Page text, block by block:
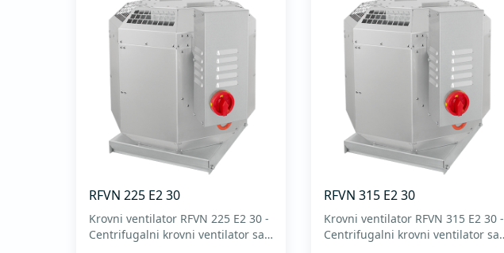
RFVN 225 E2 30
Krovni ventilator RFVN 225 E2 30 -
Centrifugalni krovni ventilator sa
RFVN 315 E2 30
Krovni ventilator RFVN 315 E2 30 -
Centrifugalni krovni ventilator sa